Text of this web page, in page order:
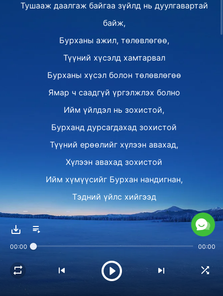
Тушааж даалгаж байгаа зүйлд нь дуулгавартай
байж,
Бурханы ажил, төлөвлөгөө,
Түүний хүсэлд хамтарвал
Бурханы хүсэл болон төлөвлөгөө
Ямар ч саадгүй үргэлжлэх болно
Ийм үйлдэл нь зохистой,
Бурханд дурсагдахад зохистой
Түүний ерөөлийг хүлээн авахад,
Хүлээн авахад зохистой
Ийм хүмүүсийг Бурхан нандигнан,
Тэдний үйлс хийгээд
Түүнийг хайрлах зүрх сэтгэлийг нь хайрладаг
II
Бурханд хэн нэгний даруу эсвэл агуу байх нь
хамаагүй
00:00 00:00